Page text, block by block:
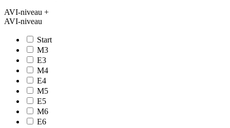
AVI-niveau +
AVI-niveau
Start
M3
E3
M4
E4
M5
E5
M6
E6